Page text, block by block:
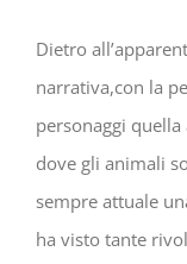
Dietro
narrativa,con la
personaggi quella
dove gli animali
sempre attuale
ha visto tante